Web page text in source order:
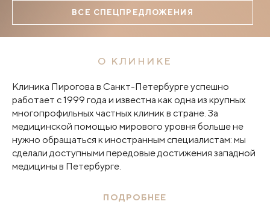
ВСЕ СПЕЦПРЕДЛОЖЕНИЯ
О КЛИНИКЕ
Клиника Пирогова в Санкт-Петербурге успешно
работает с 1999 года и известна как одна из крупных
многопрофильных частных клиник в стране. За
медицинской помощью мирового уровня больше не
нужно обращаться к иностранным специалистам: мы
сделали доступными передовые достижения западной
медицины в Петербурге.
ПОДРОБНЕЕ